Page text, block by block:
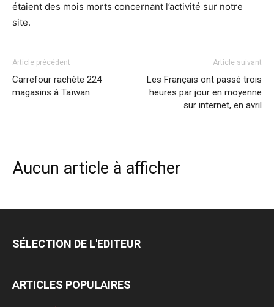
étaient des mois morts concernant l’activité sur notre
site.
Article précédent
Carrefour rachète 224
magasins à Taïwan
Article suivant
Les Français ont passé trois
heures par jour en moyenne
sur internet, en avril
Aucun article à afficher
SÉLECTION DE L'EDITEUR
ARTICLES POPULAIRES